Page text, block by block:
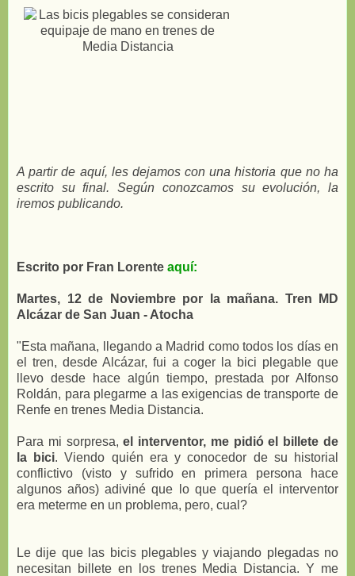
A partir de aquí, les dejamos con una historia que no ha
escrito su final.Según conozcamos su evolución, la
iremos publicando.
Escrito por Fran Lorente aquí:
Martes, 12 de Noviembre por la mañana. Tren MD
Alcázar de San Juan - Atocha
"Esta mañana, llegando a Madrid como todos los días en
el tren, desde Alcázar, fui a coger la bici plegable que
llevo desde hace algún tiempo, prestada por Alfonso
Roldán, para plegarme a las exigencias de transporte de
Renfe en trenes Media Distancia.
Para mi sorpresa,el interventor, me pidió el billete de
la bici. Viendo quién era y conocedor de su historial
conflictivo (visto y sufrido en primera persona hace
algunos años) adiviné que lo que quería el interventor
era meterme en un problema, pero, cual?
Le dije que las bicis plegables y viajando plegadas no
necesitan billete en los trenes Media Distancia. Y me